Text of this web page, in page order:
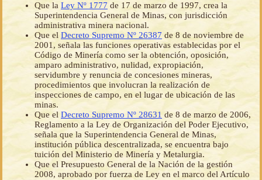
Que la Ley Nº 1777 de 17 de marzo de 1997, crea la
Superintendencia General de Minas, con jurisdicción
administrativa minera nacional.
Que el Decreto Supremo Nº 26387 de 8 de noviembre de
2001, señala las funciones operativas establecidas por el
Código de Minería como ser la obtención, oposición,
amparo administrativo, nulidad, expropiación,
servidumbre y renuncia de concesiones mineras,
procedimientos que involucran la realización de
inspecciones de campo, en el lugar de ubicación de las
minas.
Que el Decreto Supremo Nº 28631de 8 de marzo de 2006,
Reglamento a la Ley de Organización del Poder Ejecutivo,
señala que la Superintendencia General de Minas,
institución pública descentralizada, se encuentra bajo
tuición del Ministerio de Minería y Metalurgia.
Que el Presupuesto General de la Nación de la gestión
2008, aprobado por fuerza de Ley en el marco del Artículo